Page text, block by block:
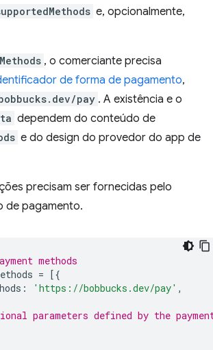
e, opcionalmente,
, o comerciante precisa
de forma de pagamento,
pay . A existência e o
dependem do conteúdo de
e do design do provedor do app de
precisam ser fornecidas pelo
de pagamento.
methods
= [{
: 'https://bobbucks.dev/pay' ,
parameters defined by the